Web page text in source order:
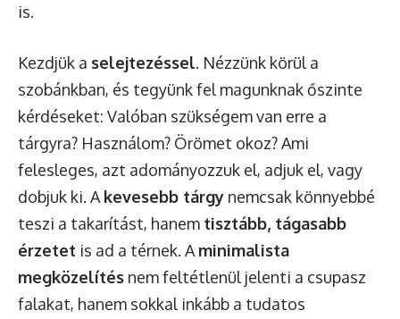
is.
Kezdjük a selejtezéssel. Nézzünk körül a
szobánkban, és tegyünk fel magunknak őszinte
kérdéseket: Valóban szükségem van erre a
tárgyra? Használom? Örömet okoz? Ami
felesleges, azt adományozzuk el, adjuk el, vagy
dobjuk ki. A kevesebb tárgy nemcsak könnyebbé
teszi a takarítást, hanem tisztább, tágasabb
érzetet is ad a térnek. A minimalista
megközelítés nem feltétlenül jelenti a csupasz
falakat, hanem sokkal inkább a tudatos